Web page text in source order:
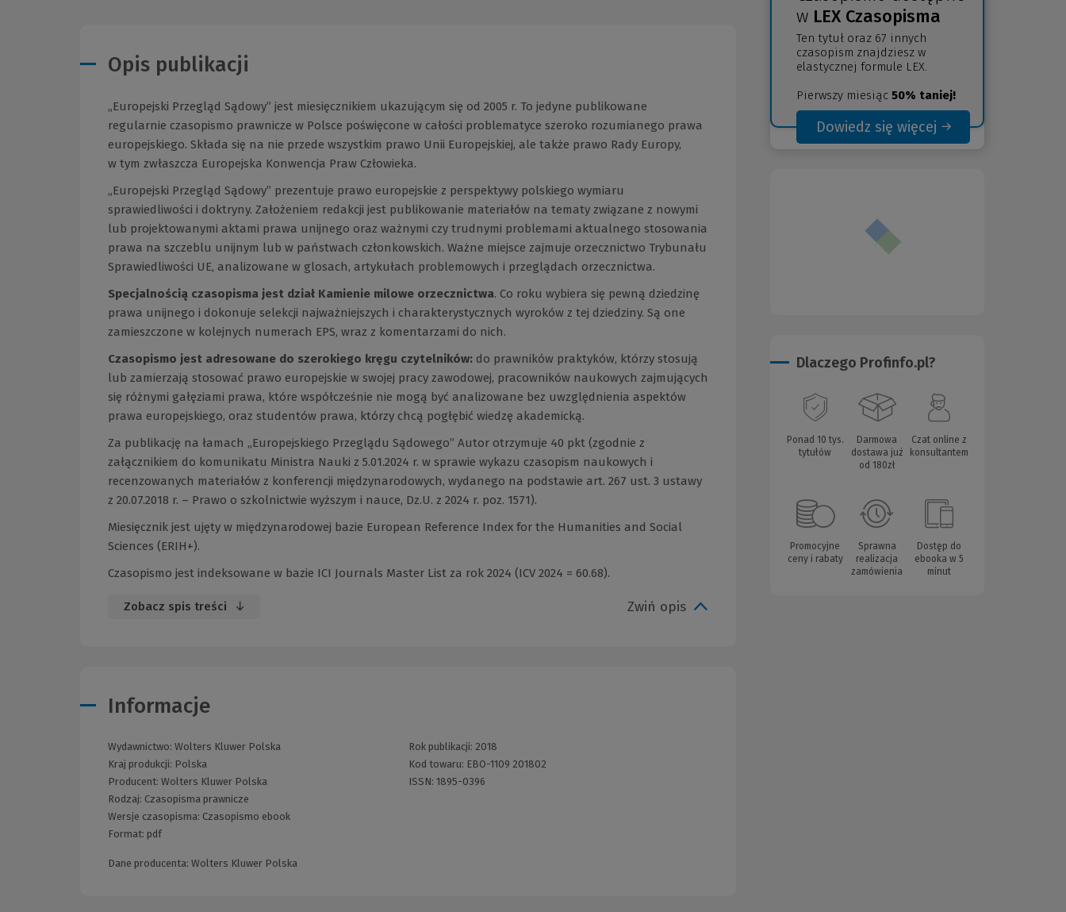
Opis publikacji
„Europejski Przegląd Sądowy” jest miesięcznikiem ukazującym się od 2005 r. To jedyne publikowane
regularnie czasopismo prawnicze w Polsce poświęcone w całości problematyce szeroko rozumianego prawa
europejskiego. Składa się na nie przede wszystkim prawo Unii Europejskiej, ale także prawo Rady Europy,
w tym zwłaszcza Europejska Konwencja Praw Człowieka.
„Europejski Przegląd Sądowy” prezentuje prawo europejskie z perspektywy polskiego wymiaru
sprawiedliwości i doktryny. Założeniem redakcji jest publikowanie materiałów na tematy związane z nowymi
lub projektowanymi aktami prawa unijnego oraz ważnymi czy trudnymi problemami aktualnego stosowania
prawa na szczeblu unijnym lub w państwach członkowskich. Ważne miejsce zajmuje orzecznictwo Trybunału
Sprawiedliwości UE, analizowane w glosach, artykułach problemowych i przeglądach orzecznictwa.
Specjalnością czasopisma jest dział Kamienie milowe orzecznictwa. Co roku wybiera się pewną dziedzinę
prawa unijnego i dokonuje selekcji najważniejszych i charakterystycznych wyroków z tej dziedziny. Są one
zamieszczone w kolejnych numerach EPS, wraz z komentarzami do nich.
Czasopismo jest adresowane do szerokiego kręgu czytelników: do prawników praktyków, którzy stosują
lub zamierzają stosować prawo europejskie w swojej pracy zawodowej, pracowników naukowych zajmujących
się różnymi gałęziami prawa, które współcześnie nie mogą być analizowane bez uwzględnienia aspektów
prawa europejskiego, oraz studentów prawa, którzy chcą pogłębić wiedzę akademicką.
Za publikację na łamach „Europejskiego Przeglądu Sądowego” Autor otrzymuje 40 pkt (zgodnie z
załącznikiem do komunikatu Ministra Nauki z 5.01.2024 r. w sprawie wykazu czasopism naukowych i
recenzowanych materiałów z konferencji międzynarodowych, wydanego na podstawie art. 267 ust. 3 ustawy
z 20.07.2018 r. – Prawo o szkolnictwie wyższym i nauce, Dz.U. z 2024 r. poz. 1571).
Miesięcznik jest ujęty w międzynarodowej bazie European Reference Index for the Humanities and Social
Sciences (ERIH+).
Czasopismo jest indeksowane w bazie ICI Journals Master List za rok 2024 (ICV 2024 = 60.68).
Zobacz spis treści Zwiń opis
Informacje
Wydawnictwo: Wolters Kluwer Polska
Kraj produkcji: Polska
Producent: Wolters Kluwer Polska
Rodzaj: Czasopisma prawnicze
Wersje czasopisma: Czasopismo ebook
Format: pdf
Rok publikacji: 2018
Kod towaru: EBO-1109 201802
ISSN: 1895-0396
Dane producenta: Wolters Kluwer Polska
w LEX Czasopisma
Ten tytuł oraz 67 innych
czasopism znajdziesz w
elastycznej formule LEX.
Pierwszy miesiąc 50% taniej!
Dowiedz się więcej
(Nowe
(Link
Dlaczego Profinfo.pl?
Ponad 10 tys.
tytułów
Darmowa
dostawa już
od 180zł
Czat online z
konsultantem
Promocyjne
ceny i rabaty
Sprawna
realizacja
zamówienia
Dostęp do
ebooka w 5
minut